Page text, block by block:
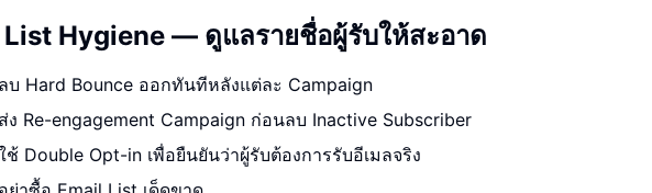
Hygiene — ดูแลรายชื่อผู้รับให้สะอาด
บ Hard Bounce ออกทันทีหลังแต่ละ Campaign
ง Re-engagement Campaign ก่อนลบ Inactive Subscriber
ช้ Double Opt-in เพื่อยืนยันว่าผู้รับต้องการรับอีเมลจริง